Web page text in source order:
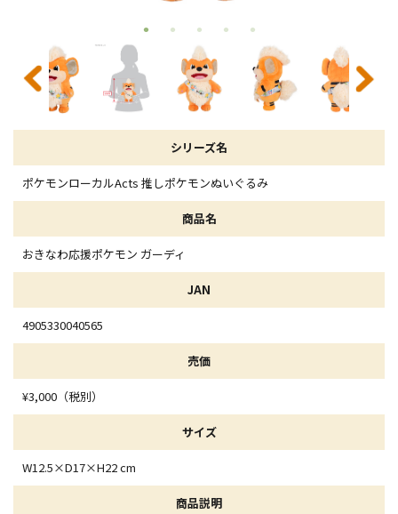
シリーズ名
ポケモンローカルActs 推しポケモンぬいぐるみ
商品名
おきなわ応援ポケモン ガーディ
JAN
4905330040565
売価
¥3,000（税別）
サイズ
W12.5×D17×H22 cm
商品説明